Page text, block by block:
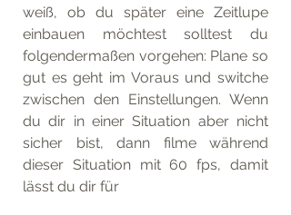
weiß, ob du später eine Zeitlupe
einbauen möchtest solltest du
folgendermaßen vorgehen: Plane so
gut es geht im Voraus und switche
zwischen den Einstellungen. Wenn
du dir in einer Situation aber nicht
sicher bist, dann filme während
dieser Situation mit 60 fps, damit
lässt du dir für